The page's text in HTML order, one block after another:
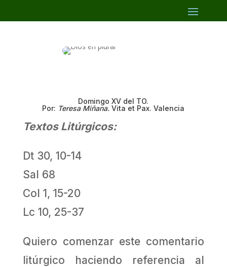
Domingo XV del TO.
Por: Teresa Miñana. Vita et Pax. Valencia
Textos Litúrgicos:
Dt 30, 10-14
Sal 68
Col 1, 15-20
Lc 10, 25-37
Quiero comenzar este comentario
litúrgico haciendo referencia al